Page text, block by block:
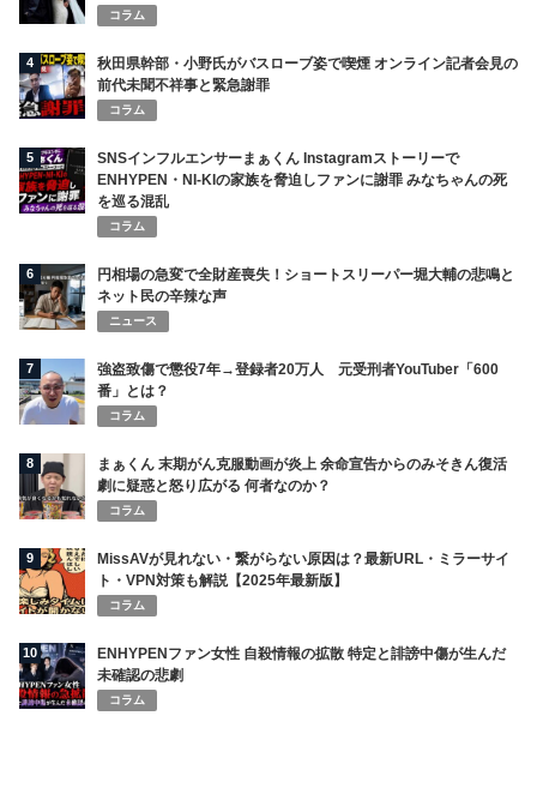
コラム
4
秋田県幹部・小野氏がバスローブ姿で喫煙 オンライン記者会見の
前代未聞不祥事と緊急謝罪
コラム
5
SNSインフルエンサーまぁくん Instagramストーリーで
ENHYPEN・NI-KIの家族を脅迫しファンに謝罪 みなちゃんの死
を巡る混乱
コラム
6
円相場の急変で全財産喪失！ショートスリーパー堀大輔の悲鳴と
ネット民の辛辣な声
ニュース
7
強盗致傷で懲役7年→登録者20万人 元受刑者YouTuber「600
番」とは？
コラム
8
まぁくん 末期がん克服動画が炎上 余命宣告からのみそきん復活
劇に疑惑と怒り広がる 何者なのか？
コラム
9
MissAVが見れない・繋がらない原因は？最新URL・ミラーサイ
ト・VPN対策も解説【2025年最新版】
コラム
10
ENHYPENファン女性 自殺情報の拡散 特定と誹謗中傷が生んだ
未確認の悲劇
コラム